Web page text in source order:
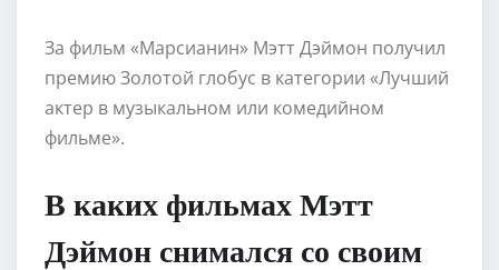
За фильм «Марсианин» Мэтт Дэймон получил
премию Золотой глобус в категории «Лучший
актер в музыкальном или комедийном
фильме».
В каких фильмах Мэтт
Дэймон снимался со своим